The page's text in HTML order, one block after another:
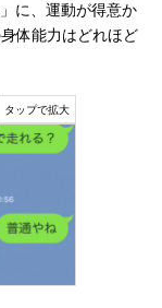
に、運動が得意か
体能力はどれほど